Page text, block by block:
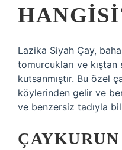
Lazika Siyah Çay,
tomurcukları ve
kutsanmıştır. Bu özel
köylerinden gelir ve
ve benzersiz tadıyla